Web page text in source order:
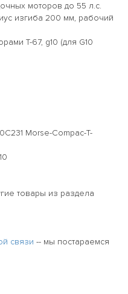
моторов до 55 л.с.
изгиба 200 мм, рабочий
T-67, g10 (для G10
Morse-Compac-T-
товары из раздела
связи -- мы постараемся